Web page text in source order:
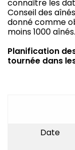
connaître les
Conseil des
donné comme
moins 1000 aînés.
Planification
tournée dans
Date